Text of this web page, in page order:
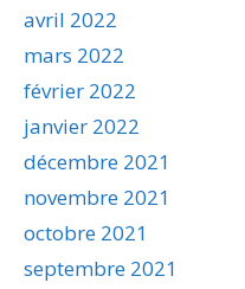
avril 2022
mars 2022
février 2022
janvier 2022
décembre 2021
novembre 2021
octobre 2021
septembre 2021